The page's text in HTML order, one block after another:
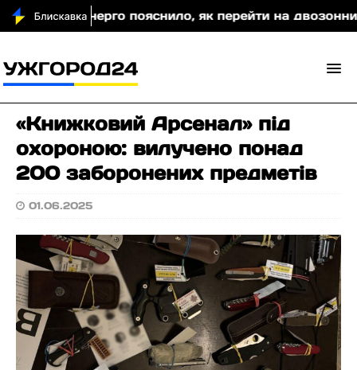
пояснило, як перейти на двозонний або
«Книжковий Арсенал» під
охороною: вилучено понад
200 заборонених предметів
01.06.2025